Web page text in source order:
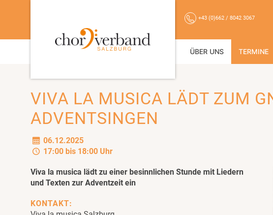
+43 (0)662 / 8042 3067
ÜBER UNS TERMINE
VIVA LA MUSICA LÄDT ZUM
ADVENTSINGEN
06.12.2025
17:00 bis 18:00 Uhr
Viva la musica lädt zu einer besinnlichen Stunde mit Liedern
und Texten zur Adventzeit ein
KONTAKT: